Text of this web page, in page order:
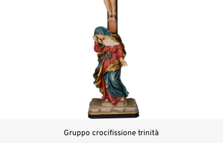
Gruppo crocifissione trinità